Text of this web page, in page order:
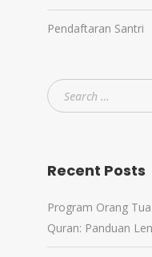
Pendaftaran Santri
Recent Posts
Program Orang
Quran: Panduan